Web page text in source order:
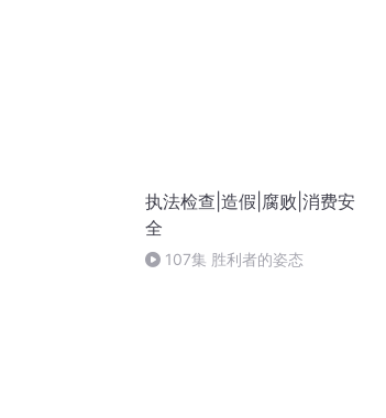
执法检查|造假|腐败|消费安
全
107集 胜利者的姿态